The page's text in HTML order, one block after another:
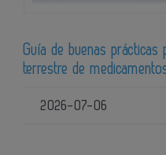
Guía de buenas prácticas
terrestre de
2026-07-06